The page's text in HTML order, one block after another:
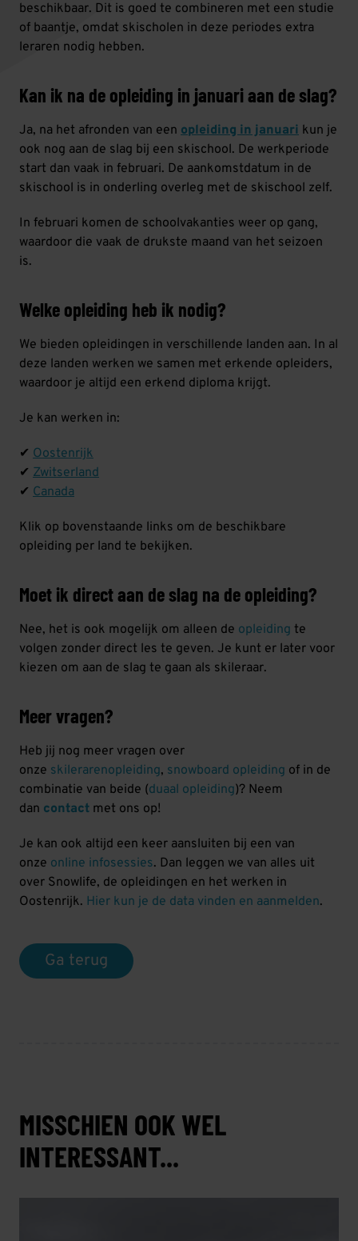
beschikbaar. Dit is goed te combineren met een studie
of baantje, omdat skischolen in deze periodes extra
leraren nodig hebben.
Kan ik na de opleiding in januari aan de slag?
Ja, na het afronden van een opleiding in januari kun je
ook nog aan de slag bij een skischool. De werkperiode
start dan vaak in februari. De aankomstdatum in de
skischool is in onderling overleg met de skischool zelf.
In februari komen de schoolvakanties weer op gang,
waardoor die vaak de drukste maand van het seizoen
is.
Welke opleiding heb ik nodig?
We bieden opleidingen in verschillende landen aan. In al
deze landen werken we samen met erkende opleiders,
waardoor je altijd een erkend diploma krijgt.
Je kan werken in:
✔ Oostenrijk
✔ Zwitserland
✔ Canada
Klik op bovenstaande links om de beschikbare
opleiding per land te bekijken.
Moet ik direct aan de slag na de opleiding?
Nee, het is ook mogelijk om alleen de opleiding te
volgen zonder direct les te geven. Je kunt er later voor
kiezen om aan de slag te gaan als skileraar.
Meer vragen?
Heb jij nog meer vragen over
onze skilerarenopleiding, snowboard opleiding of in de
combinatie van beide (duaal opleiding)? Neem
dan contact met ons op!
Je kan ook altijd een keer aansluiten bij een van
onze online infosessies. Dan leggen we van alles uit
over Snowlife, de opleidingen en het werken in
Oostenrijk. Hier kun je de data vinden en aanmelden.
Ga terug
MISSCHIEN OOK WEL
INTERESSANT...